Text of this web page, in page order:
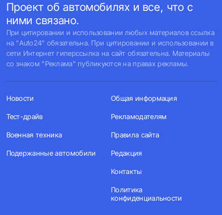
Проект об автомобилях и все, что с
ними связано.
При цитировании и использовании любых материалов ссылка
на "Auto24" обязательна. При цитировании и использовании в
сети Интернет гиперссылка на сайт обязательна. Материалы
со знаком "Реклама" публикуются на правах рекламы.
Новости
Тест-драйв
Военная техника
Подержанные автомобили
Общая информация
Рекламодателям
Правила сайта
Редакция
Контакты
Политика
конфиденциальности